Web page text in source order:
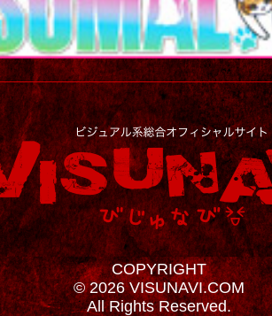
COPYRIGHT
© 2026 VISUNAVI.COM
All Rights Reserved.